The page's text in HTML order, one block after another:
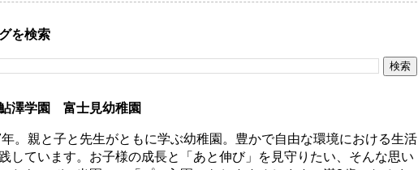
を検索
澤学園 富士見幼稚園
。親と子と先生がともに学ぶ幼稚園。豊かで自由な環境における生活
しています。お子様の成長と「あと伸び」を見守りたい、そんな思い